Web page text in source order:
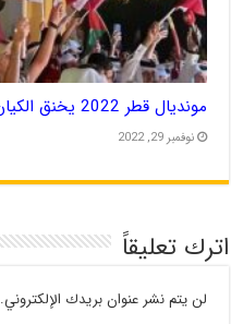
مونديال قطر 2022 يخنق الكيان الصهيوني ويعزله
نوفمبر 29, 2022
اترك تعليقاً
لن يتم نشر عنوان بريدك الإلكتروني.